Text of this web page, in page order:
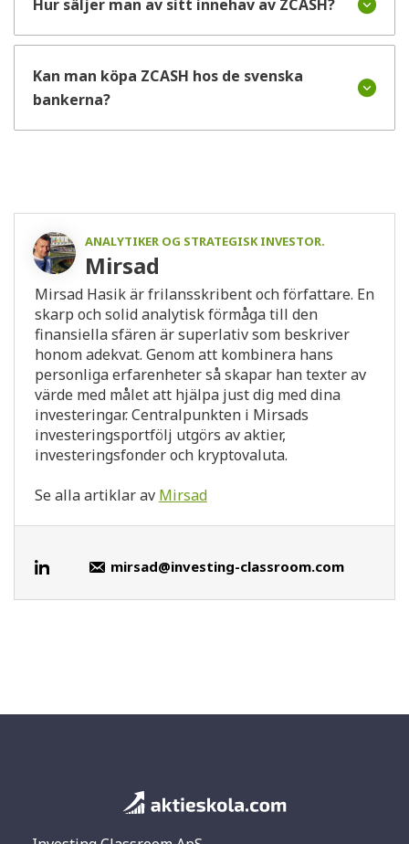
Hur säljer man av sitt innehav av ZCASH?
Kan man köpa ZCASH hos de svenska
bankerna?
ANALYTIKER OG STRATEGISK INVESTOR.
Mirsad
Mirsad Hasik är frilansskribent och författare. En
skarp och solid analytisk förmåga till den
finansiella sfären är superlativ som beskriver
honom adekvat. Genom att kombinera hans
personliga erfarenheter så skapar han texter av
värde med målet att hjälpa just dig med dina
investeringar. Centralpunkten i Mirsads
investeringsportfölj utgörs av aktier,
investeringsfonder och kryptovaluta.
Se alla artiklar av Mirsad
mirsad@investing-classroom.com